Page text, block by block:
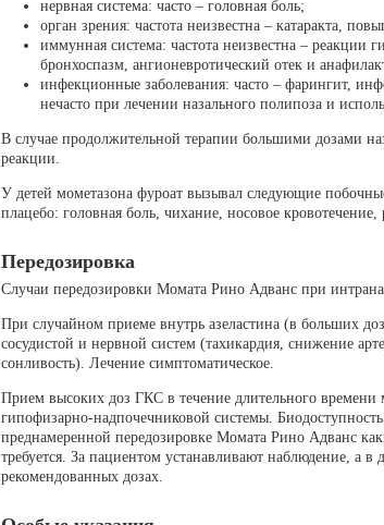
нервная система: часто – головная боль;
орган зрения: частота неизвестна – катаракта,
иммунная система: частота неизвестна – реакции
бронхоспазм, ангионевротический отек и
инфекционные заболевания: часто – фарингит,
нечасто при лечении назального полипоза и
В случае продолжительной терапии большими дозами
реакции.
У детей мометазона фуроат вызывал следующие
плацебо: головная боль, чихание, носовое кровотечение,
Передозировка
Случаи передозировки Момата Рино Адванс при
При случайном приеме внутрь азеластина (в больших
сосудистой и нервной систем (тахикардия, снижение
сонливость). Лечение симптоматическое.
Прием высоких доз ГКС в течение длительного
гипофизарно-надпочечниковой системы.
преднамеренной передозировке Момата Рино Адванс
требуется. За пациентом устанавливают наблюдение, а
рекомендованных дозах.